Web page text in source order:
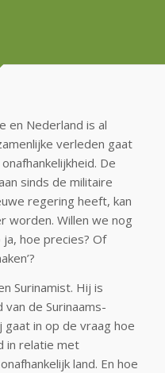
en Nederland is al
verleden gaat
De
sinds de militaire
regering heeft, kan
worden. Willen we nog
hoe precies? Of
Surinamist. Hij is
de Surinaams-
gaat in op de vraag hoe
in relatie met
land. En hoe